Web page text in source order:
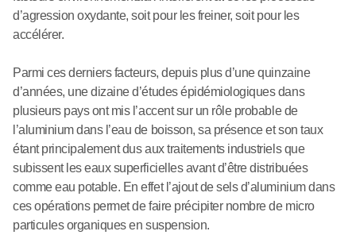
d’agression oxydante, soit pour les freiner, soit pour les
accélérer.
Parmi ces derniers facteurs, depuis plus d’une quinzaine
d’années, une dizaine d’études épidémiologiques dans
plusieurs pays ont mis l’accent sur un rôle probable de
l’aluminium dans l’eau de boisson, sa présence et son taux
étant principalement dus aux traitements industriels que
subissent les eaux superficielles avant d’être distribuées
comme eau potable. En effet l’ajout de sels d’aluminium dans
ces opérations permet de faire précipiter nombre de micro
particules organiques en suspension.